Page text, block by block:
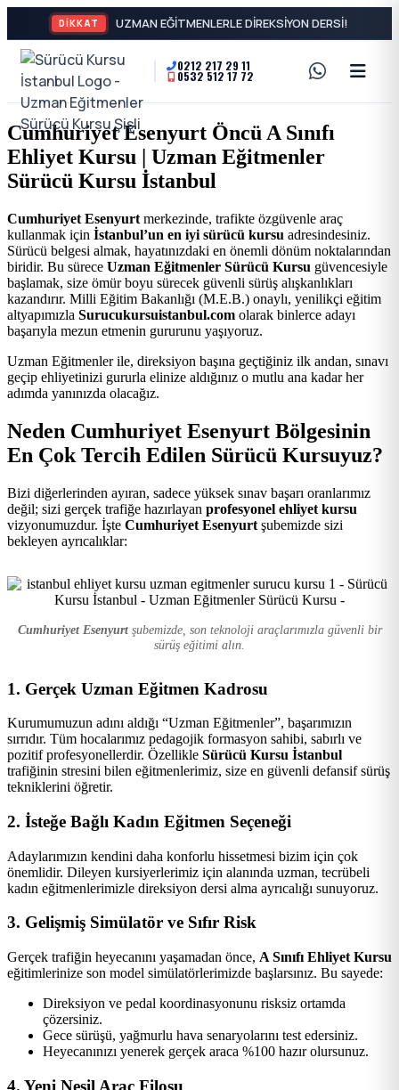
DİKKAT
Sürücü
Kursu
İstanbul
-
Şişli
En
İyi
Ehliyet
Kursu
A2
Motor
Ehliyeti
ve
Özel
Direksiyon
Dersi
0212 217 29 11
0532 512 17 72
Cumhuriyet Esenyurt Öncü A Sınıfı
Ehliyet Kursu | Uzman Eğitmenler
Sürücü Kursu İstanbul
Cumhuriyet Esenyurt merkezinde, trafikte özgüvenle araç
kullanmak için İstanbul’un en iyi sürücü kursu adresindesiniz.
Sürücü belgesi almak, hayatınızdaki en önemli dönüm noktalarından
biridir. Bu sürece Uzman Eğitmenler Sürücü Kursu güvencesiyle
başlamak, size ömür boyu sürecek güvenli sürüş alışkanlıkları
kazandırır. Milli Eğitim Bakanlığı (M.E.B.) onaylı, yenilikçi eğitim
altyapımızla Surucukursuistanbul.com olarak binlerce adayı
başarıyla mezun etmenin gururunu yaşıyoruz.
Uzman Eğitmenler ile, direksiyon başına geçtiğiniz ilk andan, sınavı
geçip ehliyetinizi gururla elinize aldığınız o mutlu ana kadar her
adımda yanınızda olacağız.
Neden Cumhuriyet Esenyurt Bölgesinin
En Çok Tercih Edilen Sürücü Kursuyuz?
Bizi diğerlerinden ayıran, sadece yüksek sınav başarı oranlarımız
değil; sizi gerçek trafiğe hazırlayan profesyonel ehliyet kursu
vizyonumuzdur. İşte Cumhuriyet Esenyurt şubemizde sizi
bekleyen ayrıcalıklar:
Cumhuriyet Esenyurtşubemizde, son teknoloji araçlarımızla güvenli bir
sürüş eğitimi alın.
1. Gerçek Uzman Eğitmen Kadrosu
Kurumumuzun adını aldığı “Uzman Eğitmenler”, başarımızın
sırrıdır. Tüm hocalarımız pedagojik formasyon sahibi, sabırlı ve
pozitif profesyonellerdir. Özellikle Sürücü Kursu İstanbul
trafiğinin stresini bilen eğitmenlerimiz, size en güvenli defansif sürüş
tekniklerini öğretir.
2. İsteğe Bağlı Kadın Eğitmen Seçeneği
Adaylarımızın kendini daha konforlu hissetmesi bizim için çok
önemlidir. Dileyen kursiyerlerimiz için alanında uzman, tecrübeli
kadın eğitmenlerimizle direksiyon dersi alma ayrıcalığı sunuyoruz.
3. Gelişmiş Simülatör ve Sıfır Risk
Gerçek trafiğin heyecanını yaşamadan önce, A Sınıfı Ehliyet Kursu
eğitimlerinize son model simülatörlerimizde başlarsınız. Bu sayede:
Direksiyon ve pedal koordinasyonunu risksiz ortamda
çözersiniz.
Gece sürüşü, yağmurlu hava senaryolarını test edersiniz.
Heyecanınızı yenerek gerçek araca %100 hazır olursunuz.
4. Yeni Nesil Araç Filosu